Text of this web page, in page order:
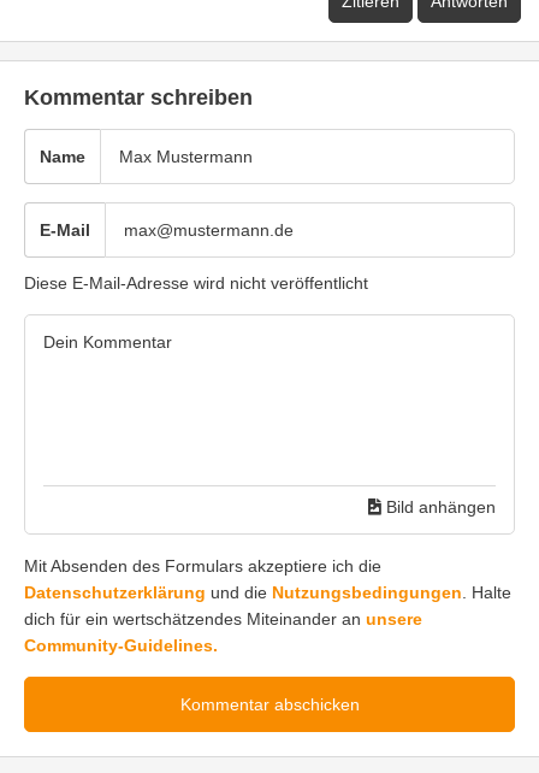
Kommentar schreiben
Name
E-Mail
Diese E-Mail-Adresse wird nicht veröffentlicht
Bild anhängen
Mit Absenden des Formulars akzeptiere ich die
Datenschutzerklärung und die Nutzungsbedingungen . Halte
dich für ein wertschätzendes Miteinander an unsere
Community-Guidelines.